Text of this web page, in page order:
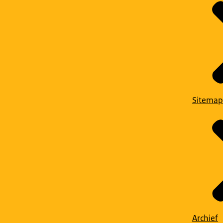
Sitemap
Archief